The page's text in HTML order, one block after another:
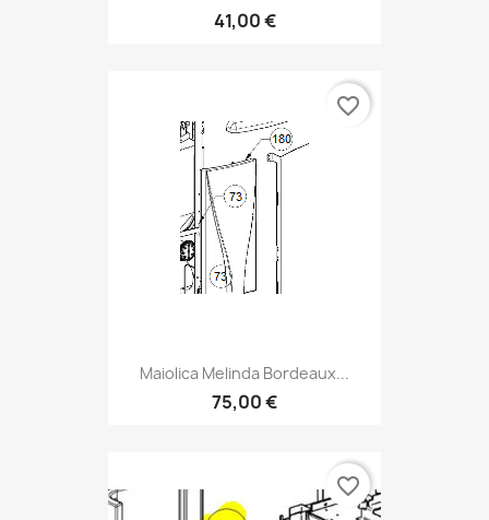
41,00 €
Maiolica Melinda Bordeaux...
75,00 €
favorite_border
favorite_border